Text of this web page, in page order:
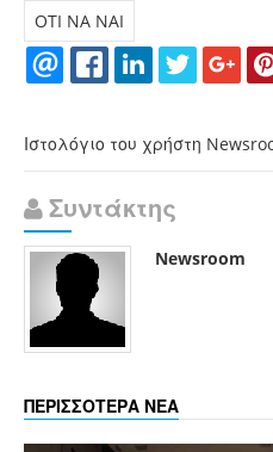
OTI NA NAI
Ιστολόγιο του χρήστη
Συντάκτης
Newsroom
ΠΕΡΙΣΣΟΤΕΡΑ ΝΕΑ